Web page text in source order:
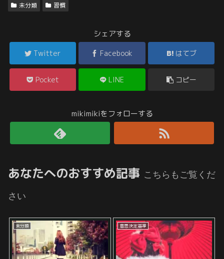
未分類 習慣
シェアする
Twitter Facebook はてブ
Pocket LINE コピー
mikimikiをフォローする
あなたへのおすすめ記事 こちらもご覧くだ
さい
未分類 意思決定基準